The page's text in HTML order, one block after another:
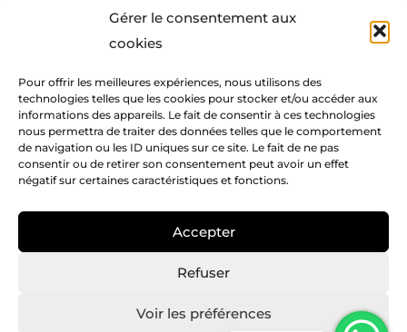
Gérer le consentement aux
cookies
Pour offrir les meilleures expériences, nous utilisons des
technologies telles que les cookies pour stocker et/ou accéder aux
informations des appareils. Le fait de consentir à ces technologies
nous permettra de traiter des données telles que le comportement
de navigation ou les ID uniques sur ce site. Le fait de ne pas
consentir ou de retirer son consentement peut avoir un effet
négatif sur certaines caractéristiques et fonctions.
Accepter
Refuser
Voir les préférences
17,50
Mentions légales​
Infos pratiques
Creatike
Nous suivre
o
I
s
n